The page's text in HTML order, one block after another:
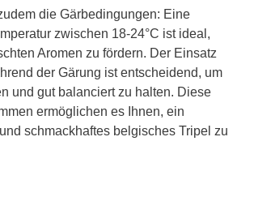
die Gärbedingungen: Eine
zwischen 18-24°C ist ideal,
Aromen zu fördern. Der Einsatz
der Gärung ist entscheidend, um
und gut balanciert zu halten. Diese
ermöglichen es Ihnen, ein
schmackhaftes belgisches Tripel zu